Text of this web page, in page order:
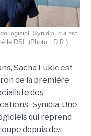
logiciel, Synidia, qui est
le DSI. (Photo : D.R.)
Sacha Lukic est
de la première
des
: Synidia. Une
qui reprend
depuis des